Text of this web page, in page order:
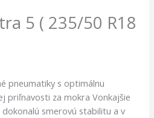
5 ( 235/50 R18
pneumatiky s optimálnu
priľnavosti za mokra Vonkajšie
smerovú stabilitu a v